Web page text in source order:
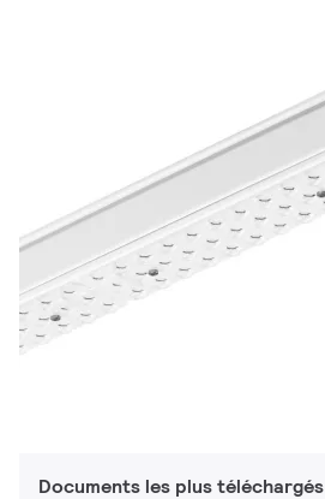
Documents les plus téléchargés